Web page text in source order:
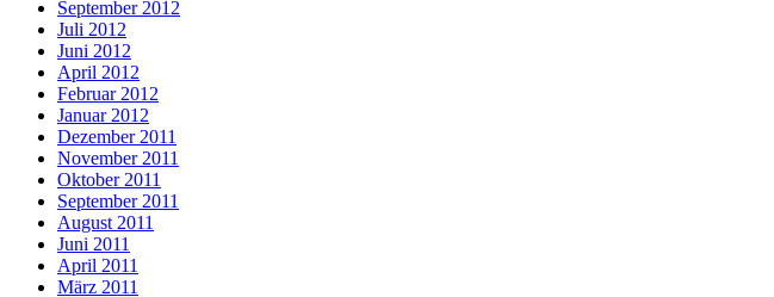
September 2012
Juli 2012
Juni 2012
April 2012
Februar 2012
Januar 2012
Dezember 2011
November 2011
Oktober 2011
September 2011
August 2011
Juni 2011
April 2011
März 2011